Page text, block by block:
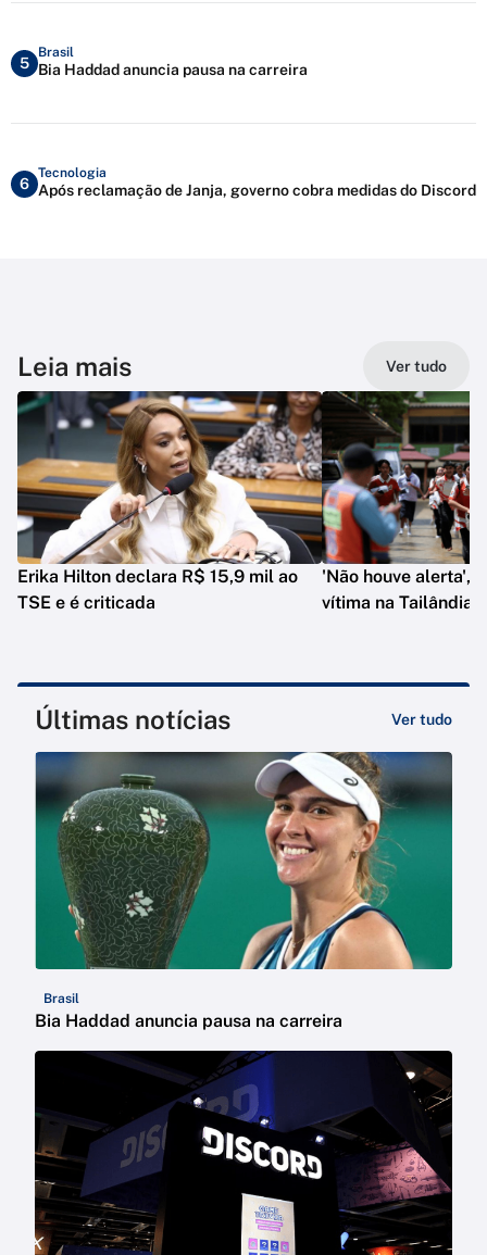
5
Brasil
Bia Haddad anuncia pausa na carreira
6
Tecnologia
Após reclamação de Janja, governo cobra medidas do Discord
Leia mais Ver tudo
Erika Hilton declara R$ 15,9 mil ao
TSE e é criticada
'Não houve alerta',
vítima na Tailândia
Últimas notícias Ver tudo
Brasil
Bia Haddad anuncia pausa na carreira